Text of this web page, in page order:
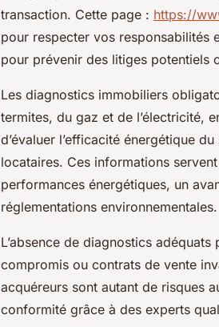
transaction. Cette page : https://
pour respecter vos responsabilités
pour prévenir des litiges potentiels
Les diagnostics immobiliers
termites, du gaz et de l’électricité,
d’évaluer l’efficacité énergétique
locataires. Ces informations
performances énergétiques, un
réglementations environnementales.
L’absence de diagnostics
compromis ou contrats de vente
acquéreurs sont autant de risques
conformité grâce à des experts